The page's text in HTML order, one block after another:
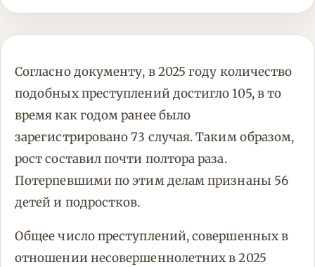
Согласно документу, в 2025 году количество
подобных преступлений достигло 105, в то
время как годом ранее было
зарегистрировано 73 случая. Таким образом,
рост составил почти полтора раза.
Потерпевшими по этим делам признаны 56
детей и подростков.
Общее число преступлений, совершенных в
отношении несовершеннолетних в 2025